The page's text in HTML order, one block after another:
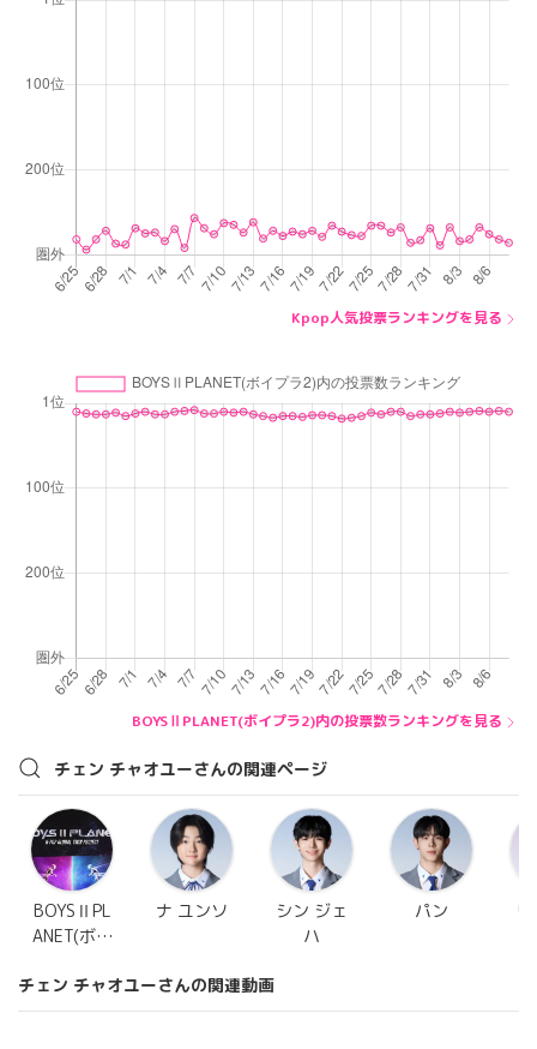
Kpop人気投票ランキングを見る
BOYSⅡPLANET(ボイプラ2)内の投票数ランキングを見る
チェン チャオユーさんの関連ページ
BOYSⅡPL
ANET(ボイ
ナ ユンソ
シン ジェ
ハ
パン
チェン チャオユーさんの関連動画